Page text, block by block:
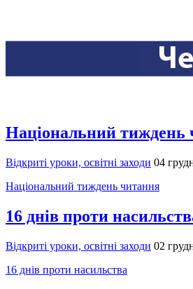
Національний тиждень
Відкриті уроки, освітні заходи 04
Національний тиждень читання
16 днів проти
Відкриті уроки, освітні заходи 02
16 днів проти насильства